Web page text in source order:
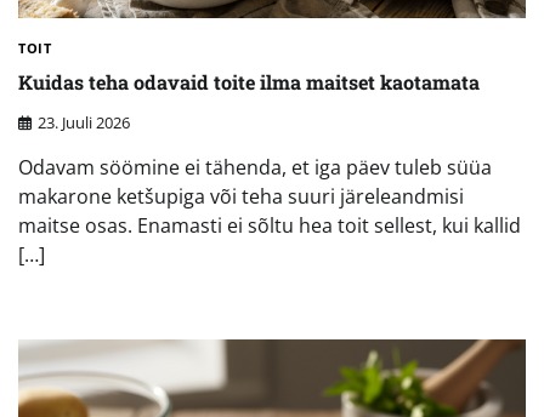
TOIT
Kuidas teha odavaid toite ilma maitset kaotamata
23. Juuli 2026
Odavam söömine ei tähenda, et iga päev tuleb süüa
makarone ketšupiga või teha suuri järeleandmisi
maitse osas. Enamasti ei sõltu hea toit sellest, kui kallid
[…]